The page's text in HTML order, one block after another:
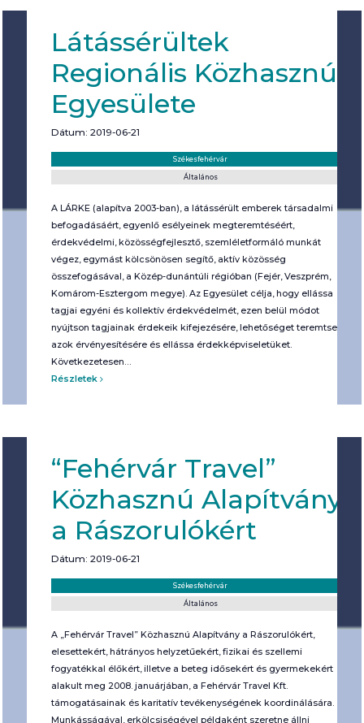
Látássérültek
Regionális Közhasznú
Egyesülete
Dátum: 2019-06-21
Székesfehérvár
Általános
A LÁRKE (alapítva 2003-ban), a látássérült emberek társadalmi
befogadásáért, egyenlő esélyeinek megteremtéséért,
érdekvédelmi, közösségfejlesztő, szemléletformáló munkát
végez, egymást kölcsönösen segítő, aktív közösség
összefogásával, a Közép-dunántúli régióban (Fejér, Veszprém,
Komárom-Esztergom megye). Az Egyesület célja, hogy ellássa
tagjai egyéni és kollektív érdekvédelmét, ezen belül módot
nyújtson tagjainak érdekeik kifejezésére, lehetőséget teremtsen
azok érvényesítésére és ellássa érdekképviseletüket.
Következetesen…
Részletek
“Fehérvár Travel”
Közhasznú Alapítvány
a Rászorulókért
Dátum: 2019-06-21
Székesfehérvár
Általános
A „Fehérvár Travel” Közhasznú Alapítvány a Rászorulókért,
elesettekért, hátrányos helyzetűekért, fizikai és szellemi
fogyatékkal élőkért, illetve a beteg idősekért és gyermekekért
alakult meg 2008. januárjában, a Fehérvár Travel Kft.
támogatásainak és karitatív tevékenységének koordinálására.
Munkásságával, erkölcsiségével példaként szeretne állni